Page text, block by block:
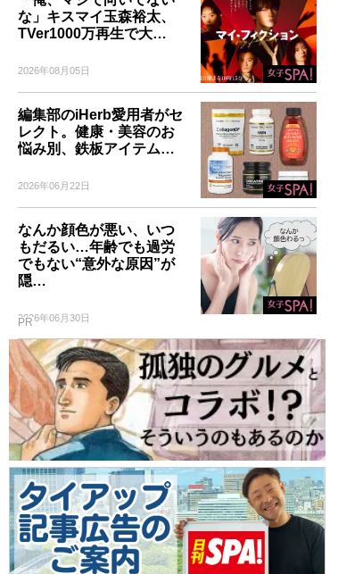
な」キスマイ玉森裕太、
TVer1000万再生で大…
2026年08月05日
編集部のiHerb愛用者がセ
レクト。健康・美容のお
悩み別、鉄板アイテム…
2026年06月22日
なんか顔色が悪い、いつ
もだるい…年齢でも過労
でもない“意外な原因”が
隠…
2026年06月30日
PR